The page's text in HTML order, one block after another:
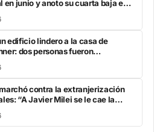
en junio y anoto su cuarta baja en
edificio lindero a la casa de
dos personas fueron
contra la extranjerización
“A Javier Milei se le cae la